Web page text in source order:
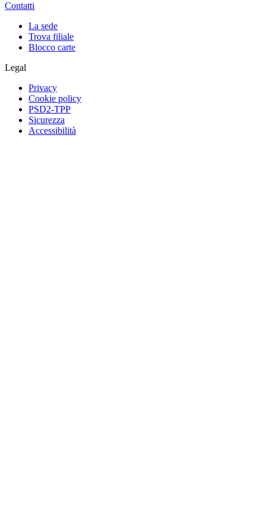
Contatti
La sede
Trova filiale
Blocco carte
Legal
Privacy
Cookie policy
PSD2-TPP
Sicurezza
Accessibilità